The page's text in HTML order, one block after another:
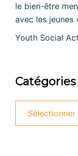
le bien-être
avec les jeunes
Youth Social Act
Catégories
Catégories